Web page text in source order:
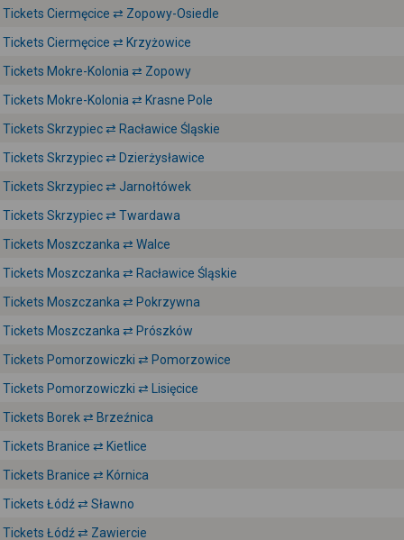
Tickets Ciermęcice ⇄ Zopowy-Osiedle
Tickets Ciermęcice ⇄ Krzyżowice
Tickets Mokre-Kolonia ⇄ Zopowy
Tickets Mokre-Kolonia ⇄ Krasne Pole
Tickets Skrzypiec ⇄ Racławice Śląskie
Tickets Skrzypiec ⇄ Dzierżysławice
Tickets Skrzypiec ⇄ Jarnołtówek
Tickets Skrzypiec ⇄ Twardawa
Tickets Moszczanka ⇄ Walce
Tickets Moszczanka ⇄ Racławice Śląskie
Tickets Moszczanka ⇄ Pokrzywna
Tickets Moszczanka ⇄ Prószków
Tickets Pomorzowiczki ⇄ Pomorzowice
Tickets Pomorzowiczki ⇄ Lisięcice
Tickets Borek ⇄ Brzeźnica
Tickets Branice ⇄ Kietlice
Tickets Branice ⇄ Kórnica
Tickets Łódź ⇄ Sławno
Tickets Łódź ⇄ Zawiercie